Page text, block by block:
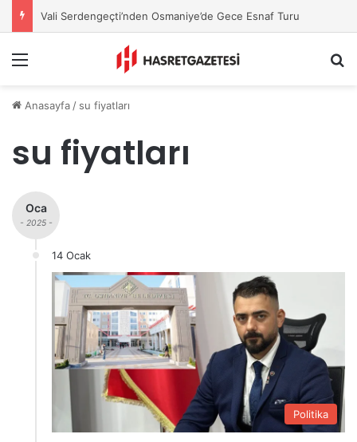
Vali Serdengeçti’nden Osmaniye’de Gece Esnaf Turu
Anasayfa / su fiyatları
su fiyatları
Oca
- 2025 -
14 Ocak
Politika